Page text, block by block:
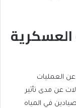
العسكرية
عن العمليات
عن مدى تأثير
في المياه